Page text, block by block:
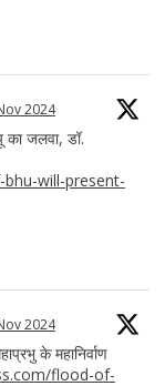
2024
का जलवा, डॉ.
will-present-
2024
के महानिर्वाण
flood-of-